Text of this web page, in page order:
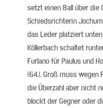
setzt einen Ball über die
Schiedsrichterin
das Leder platziert
Köllerbach schaltet
Furlano für Paulus und
(64.). Groß muss wegen
die Überzahl aber nicht
blockt der Gegner oder